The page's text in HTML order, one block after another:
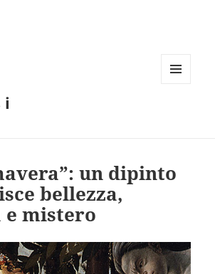
i
un dipinto
bellezza,
mistero